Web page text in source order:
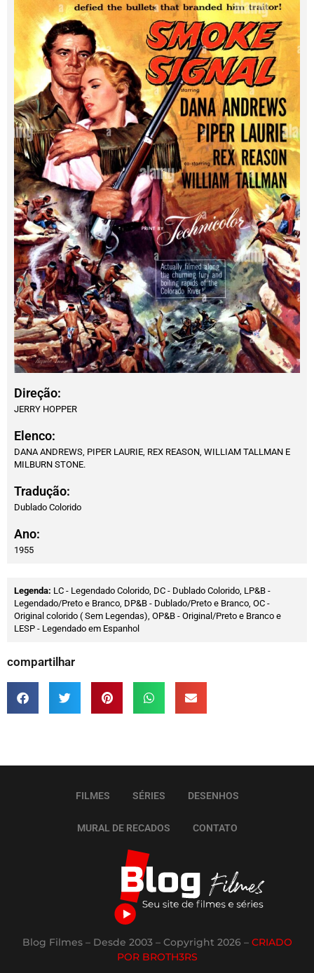
Direção:
JERRY HOPPER
Elenco:
DANA ANDREWS, PIPER LAURIE, REX REASON, WILLIAM TALLMAN E
MILBURN STONE.
Tradução:
Dublado Colorido
Ano:
1955
Legenda: LC - Legendado Colorido, DC - Dublado Colorido, LP&B -
Legendado/Preto e Branco, DP&B - Dublado/Preto e Branco, OC -
Original colorido ( Sem Legendas), OP&B - Original/Preto e Branco e
LESP - Legendado em Espanhol
compartilhar
FILMES SÉRIES DESENHOS
MURAL DE RECADOS CONTATO
Blog Filmes – Desde 2003 – Copyright 2026 – CRIADO
POR BROTH3RS